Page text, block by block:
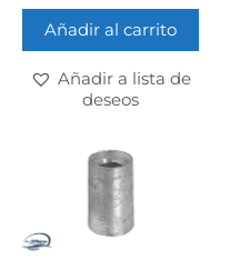
Añadir al carrito
Añadir a lista de
deseos